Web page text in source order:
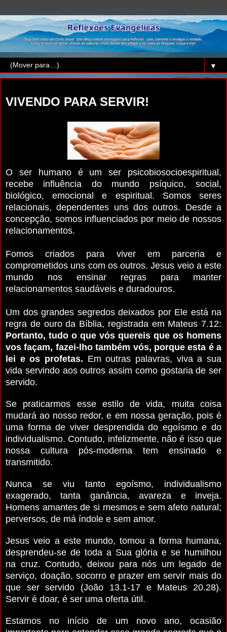
▼
VIVENDO PARA SERVIR!
O ser humano é um ser psicobiosocioespiritual,
recebe influência do mundo psíquico, social,
biológico, emocional e espiritual. Somos seres
relacionais, dependentes uns dos outros. Desde a
concepção, somos influenciados por meio de nossos
relacionamentos.
Fomos criados para viver em parceria e
comprometidos uns com os outros. Jesus veio a este
mundo nos ensinar regras para manter
relacionamentos saudáveis e duradouros.
Um dos grandes segredos deixados por Ele está na
regra de ouro da Bíblia, registrada em Mateus 7.12:
Portanto, tudo o que vós quereis que os homens
vos façam, fazei-lho também vós, porque esta é a
lei e os profetas. Em outras palavras, viva a sua
vida servindo aos outros assim como gostaria de ser
servido.
Se praticarmos esse estilo de vida, muita coisa
mudará ao nosso redor, e em nossa geração, pois é
uma forma de viver desprendida do egoísmo e do
individualismo. Contudo, infelizmente, não é isso que
nossa cultura pós-moderna tem ensinado e
transmitido.
Nunca se viu tanto egoísmo, individualismo
exagerado, tanta ganância, avareza e inveja.
Homens amantes de si mesmos e sem afeto natural;
perversos, de má índole e sem amor.
Jesus veio a este mundo, tomou a forma humana,
desprendeu-se de toda a Sua glória e se humilhou
na cruz. Contudo, deixou para nós um legado de
serviço, doação, socorro e prazer em servir mais do
que ser servido (João 13.1-17 e Mateus 20.28).
Servir é doar, é ser uma oferta útil.
Estamos no início de um novo ano, ocasião